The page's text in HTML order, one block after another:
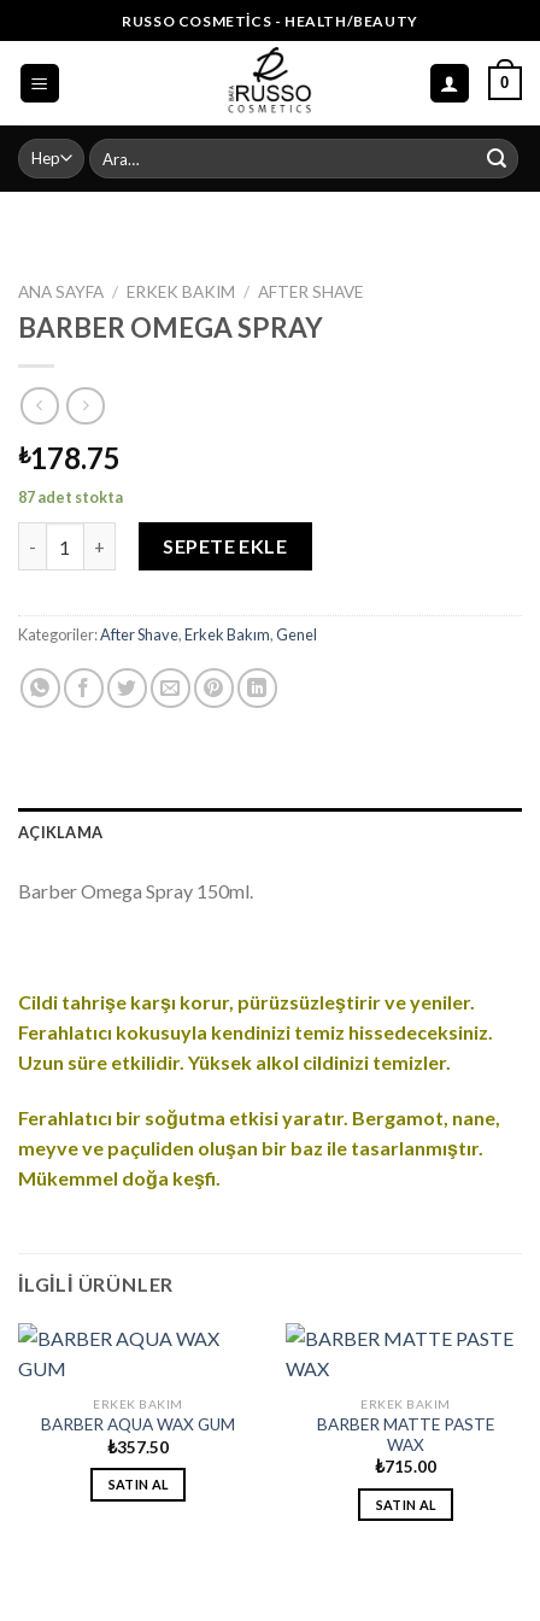
to
content
RUSSO COSMETICS - HEALTH/BEAUTY
0
Ara:
ANA SAYFA / ERKEK BAKIM / AFTER SHAVE
BARBER OMEGA SPRAY
₺178.75
87 adet stokta
SEPETE EKLE
Kategoriler:After Shave,Erkek Bakım,Genel
AÇIKLAMA
Barber Omega Spray 150ml.
Cildi tahrişe karşı korur, pürüzsüzleştirir ve yeniler.
Ferahlatıcı kokusuyla kendinizi temiz hissedeceksiniz.
Uzun süre etkilidir. Yüksek alkol cildinizi temizler.
Ferahlatıcı bir soğutma etkisi yaratır. Bergamot, nane,
meyve ve paçuliden oluşan bir baz ile tasarlanmıştır.
Mükemmel doğa keşfi.
İLGILI ÜRÜNLER
ERKEK BAKIM
BARBER AQUA WAX GUM
₺357.50
SATIN AL
ERKEK BAKIM
BARBER MATTE PASTE
WAX
₺715.00
SATIN AL